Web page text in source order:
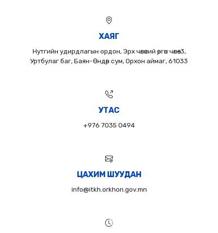
ХАЯГ
Нутгийн удирдлагын ордон, Эрх чөлөөний өргөн чөлөө-3,
Уртбулаг баг, Баян-Өндөр сум, Орхон аймаг, 61033
УТАС
+976 7035 0494
ЦАХИМ ШУУДАН
info@itkh.orkhon.gov.mn